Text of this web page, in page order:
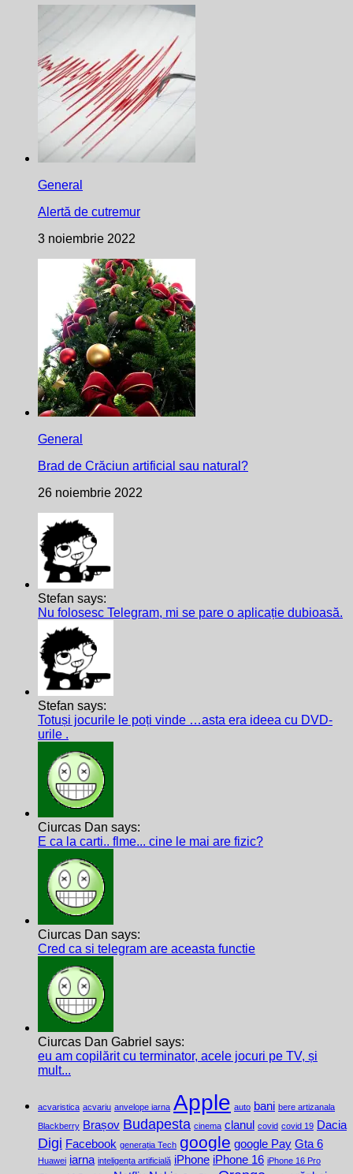
General
Alertă de cutremur
3 noiembrie 2022
General
Brad de Crăciun artificial sau natural?
26 noiembrie 2022
Stefan says:
Nu folosesc Telegram, mi se pare o aplicație dubioasă.
Stefan says:
Totuși jocurile le poți vinde …asta era ideea cu DVD-
urile .
Ciurcas Dan says:
E ca la carti.. flme... cine le mai are fizic?
Ciurcas Dan says:
Cred ca si telegram are aceasta functie
Ciurcas Dan Gabriel says:
eu am copilărit cu terminator, acele jocuri pe TV, și
mult...
acvaristica acvariu anvelope iarna Apple auto bani bere artizanala
Blackberry Brașov Budapesta cinema clanul covid covid 19 Dacia
Digi Facebook generația Tech google google Pay Gta 6
Huawei iarna inteligența artificială iPhone iPhone 16 iPhone 16 Pro